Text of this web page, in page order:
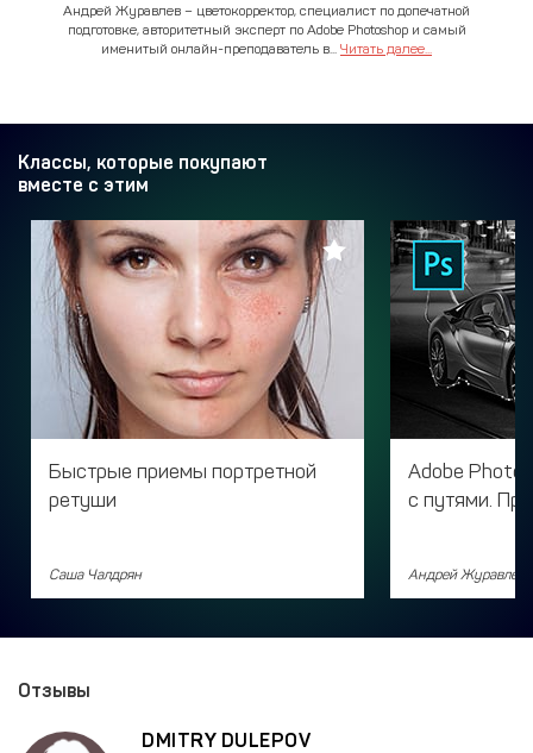
Андрей Журавлев – цветокорректор, специалист по допечатной
подготовке, авторитетный эксперт по Adobe Photoshop и самый
именитый онлайн-преподаватель в... Читать далее...
Классы, которые покупают
вместе с этим
Быстрые приемы портретной
ретуши
Саша Чалдрян
Adobe
с путями.
Андрей Журавлев
Отзывы
DMITRY DULEPOV